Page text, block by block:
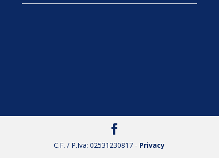
C.F. / P.Iva: 02531230817 - Privacy